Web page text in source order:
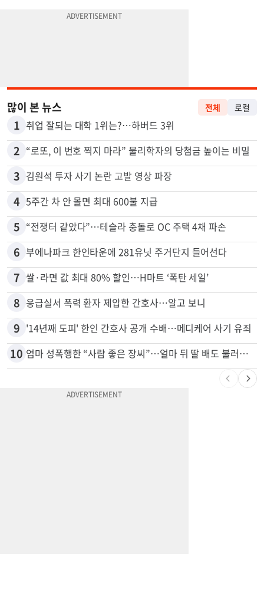
많이 본 뉴스 전체 로컬
1 취업 잘되는 대학 1위는?…하버드 3위
2 “로또, 이 번호 찍지 마라” 물리학자의 당첨금 높이는 비밀
3 김원석 투자 사기 논란 고발 영상 파장
4 5주간 차 안 몰면 최대 600불 지급
5 “전쟁터 같았다”…테슬라 충돌로 OC 주택 4채 파손
6 부에나파크 한인타운에 281유닛 주거단지 들어선다
7 쌀·라면 값 최대 80% 할인…H마트 ‘폭탄 세일’
8 응급실서 폭력 환자 제압한 간호사…알고 보니
9 '14년째 도피' 한인 간호사 공개 수배…메디케어 사기 유죄
10 엄마 성폭행한 “사람 좋은 장씨”…얼마 뒤 딸 배도 불러왔다